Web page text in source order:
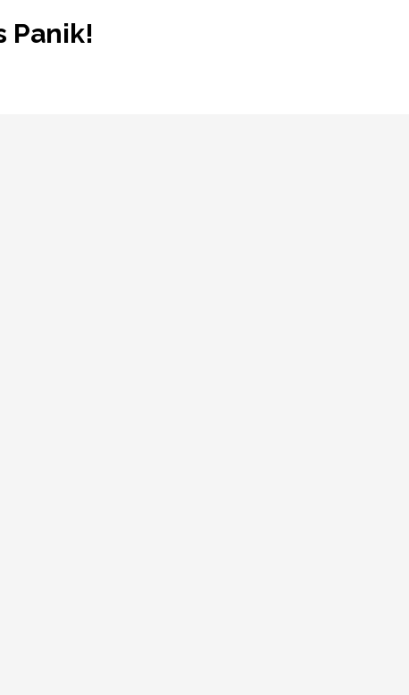
Panik!